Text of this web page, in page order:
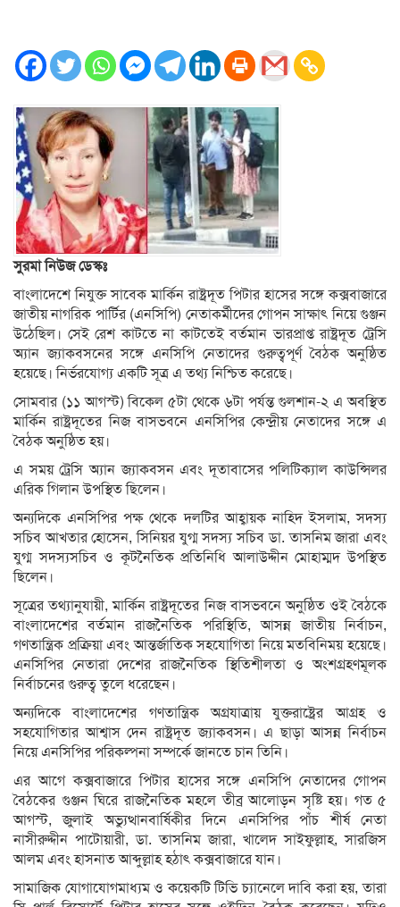
সুরমা নিউজ ডেস্কঃ
বাংলাদেশে নিযুক্ত সাবেক মার্কিন রাষ্ট্রদূত পিটার হাসের সঙ্গে কক্সবাজারে
জাতীয় নাগরিক পার্টির (এনসিপি) নেতাকর্মীদের গোপন সাক্ষাৎ নিয়ে গুঞ্জন
উঠেছিল। সেই রেশ কাটতে না কাটতেই বর্তমান ভারপ্রাপ্ত রাষ্ট্রদূত ট্রেসি
অ্যান জ্যাকবসনের সঙ্গে এনসিপি নেতাদের গুরুত্বপূর্ণ বৈঠক অনুষ্ঠিত
হয়েছে। নির্ভরযোগ্য একটি সূত্র এ তথ্য নিশ্চিত করেছে।
সোমবার (১১ আগস্ট) বিকেল ৫টা থেকে ৬টা পর্যন্ত গুলশান-২ এ অবস্থিত
মার্কিন রাষ্ট্রদূতের নিজ বাসভবনে এনসিপির কেন্দ্রীয় নেতাদের সঙ্গে এ
বৈঠক অনুষ্ঠিত হয়।
এ সময় ট্রেসি অ্যান জ্যাকবসন এবং দূতাবাসের পলিটিক্যাল কাউন্সিলর
এরিক গিলান উপস্থিত ছিলেন।
অন্যদিকে এনসিপির পক্ষ থেকে দলটির আহ্বায়ক নাহিদ ইসলাম, সদস্য
সচিব আখতার হোসেন, সিনিয়র যুগ্ম সদস্য সচিব ডা. তাসনিম জারা এবং
যুগ্ম সদস্যসচিব ও কূটনৈতিক প্রতিনিধি আলাউদ্দীন মোহাম্মদ উপস্থিত
ছিলেন।
সূত্রের তথ্যানুযায়ী, মার্কিন রাষ্ট্রদূতের নিজ বাসভবনে অনুষ্ঠিত ওই বৈঠকে
বাংলাদেশের বর্তমান রাজনৈতিক পরিস্থিতি, আসন্ন জাতীয় নির্বাচন,
গণতান্ত্রিক প্রক্রিয়া এবং আন্তর্জাতিক সহযোগিতা নিয়ে মতবিনিময় হয়েছে।
এনসিপির নেতারা দেশের রাজনৈতিক স্থিতিশীলতা ও অংশগ্রহণমূলক
নির্বাচনের গুরুত্ব তুলে ধরেছেন।
অন্যদিকে বাংলাদেশের গণতান্ত্রিক অগ্রযাত্রায় যুক্তরাষ্ট্রের আগ্রহ ও
সহযোগিতার আশ্বাস দেন রাষ্ট্রদূত জ্যাকবসন। এ ছাড়া আসন্ন নির্বাচন
নিয়ে এনসিপির পরিকল্পনা সম্পর্কে জানতে চান তিনি।
এর আগে কক্সবাজারে পিটার হাসের সঙ্গে এনসিপি নেতাদের গোপন
বৈঠকের গুঞ্জন ঘিরে রাজনৈতিক মহলে তীব্র আলোড়ন সৃষ্টি হয়। গত ৫
আগস্ট, জুলাই অভ্যুত্থানবার্ষিকীর দিনে এনসিপির পাঁচ শীর্ষ নেতা
নাসীরুদ্দীন পাটোয়ারী, ডা. তাসনিম জারা, খালেদ সাইফুল্লাহ, সারজিস
আলম এবং হাসনাত আব্দুল্লাহ হঠাৎ কক্সবাজারে যান।
সামাজিক যোগাযোগমাধ্যম ও কয়েকটি টিভি চ্যানেলে দাবি করা হয়, তারা